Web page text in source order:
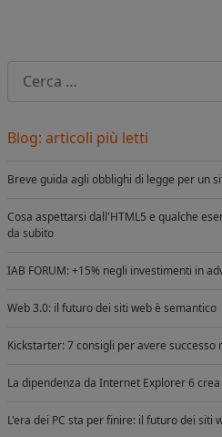
Cerca
Blog: articoli più letti
Breve guida agli obblighi di legge per un
Cosa aspettarsi dall'HTML5 e qualche
da subito
IAB FORUM: +15% negli investimenti in
Web 3.0: il futuro dei siti web è semantico
Kickstarter: 7 consigli per avere successo
La dipendenza da Internet Explorer 6
L'era dei PC sta per finire: il futuro dei siti